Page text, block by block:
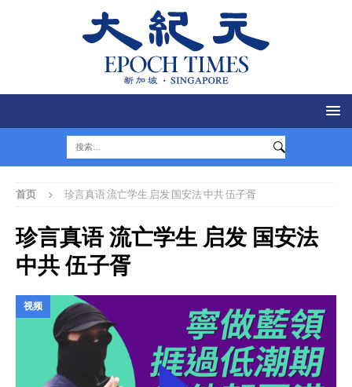
首页 珍言真语 流亡学生 启发 国安法 中共 伍子胥
珍言真语 流亡学生 启发 国安法
中共 伍子胥
视频